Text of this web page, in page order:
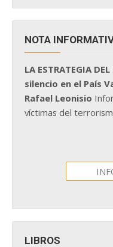
NOTA
LA ESTRATEGIA
silencio en el País
Rafael Leonisio
víctimas del
LIBROS